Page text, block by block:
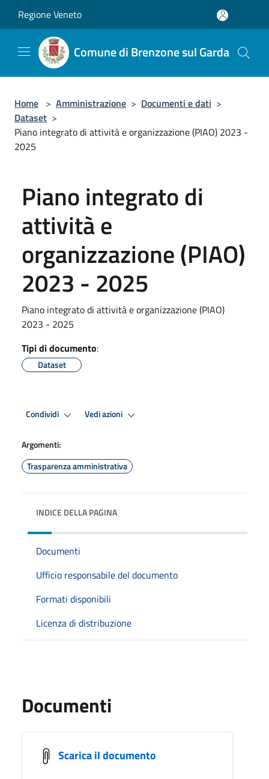
Regione Veneto
Comune di Brenzone sul Garda
Home > Amministrazione > Documenti e dati >
Dataset >
Piano integrato di attività e organizzazione (PIAO) 2023 -
2025
Piano integrato di
attività e
organizzazione (PIAO)
2023 - 2025
Piano integrato di attività e organizzazione (PIAO)
2023 - 2025
Tipi di documento:
Dataset
Condividi Vedi azioni
Argomenti:
Trasparenza amministrativa
INDICE DELLA PAGINA
Documenti
Ufficio responsabile del documento
Formati disponibili
Licenza di distribuzione
Documenti
Scarica il documento